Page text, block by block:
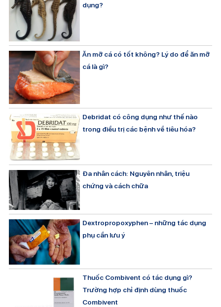
dụng?
Ăn mỡ cá có tốt không? Lý do để ăn mỡ
cá là gì?
Debridat có công dụng như thế nào
trong điều trị các bệnh về tiêu hóa?
Đa nhân cách: Nguyên nhân, triệu
chứng và cách chữa
Dextropropoxyphen – những tác dụng
phụ cần lưu ý
Thuốc Combivent có tác dụng gì?
Trường hợp chỉ định dùng thuốc
Combivent